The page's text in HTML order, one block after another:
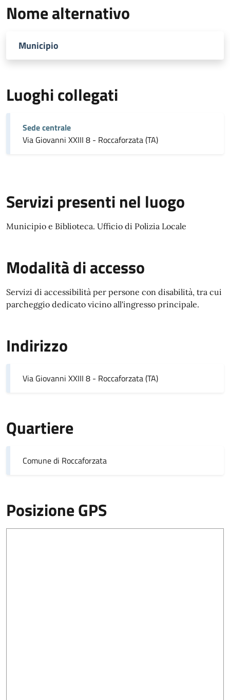
Nome alternativo
Municipio
Luoghi collegati
Sede centrale
Via Giovanni XXIII 8 - Roccaforzata (TA)
Servizi presenti nel luogo
Municipio e Biblioteca. Ufficio di Polizia Locale
Modalità di accesso
Servizi di accessibilità per persone con disabilità, tra cui
parcheggio dedicato vicino all'ingresso principale.
Indirizzo
Via Giovanni XXIII 8 - Roccaforzata (TA)
Quartiere
Comune di Roccaforzata
Posizione GPS